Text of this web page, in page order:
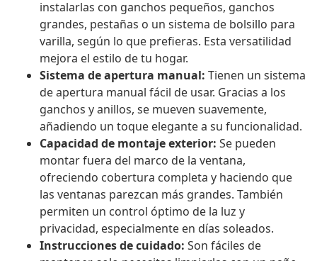
instalarlas con ganchos pequeños, ganchos
grandes, pestañas o un sistema de bolsillo para
varilla, según lo que prefieras. Esta versatilidad
mejora el estilo de tu hogar.
Sistema de apertura manual: Tienen un sistema
de apertura manual fácil de usar. Gracias a los
ganchos y anillos, se mueven suavemente,
añadiendo un toque elegante a su funcionalidad.
Capacidad de montaje exterior: Se pueden
montar fuera del marco de la ventana,
ofreciendo cobertura completa y haciendo que
las ventanas parezcan más grandes. También
permiten un control óptimo de la luz y
privacidad, especialmente en días soleados.
Instrucciones de cuidado: Son fáciles de